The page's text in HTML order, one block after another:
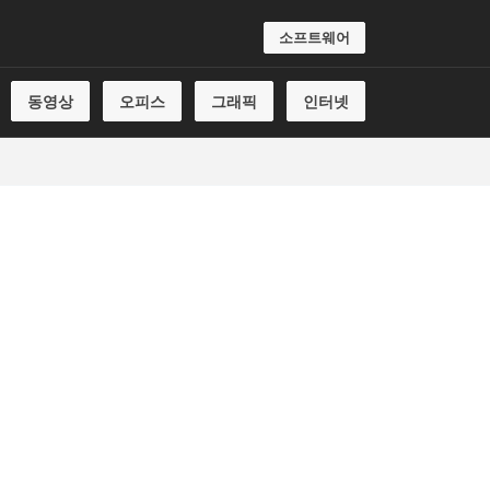
소프트웨어
동영상 오피스 그래픽 인터넷